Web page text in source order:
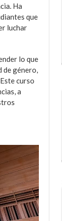
Ha
que
luchar
lo que
género,
curso
a